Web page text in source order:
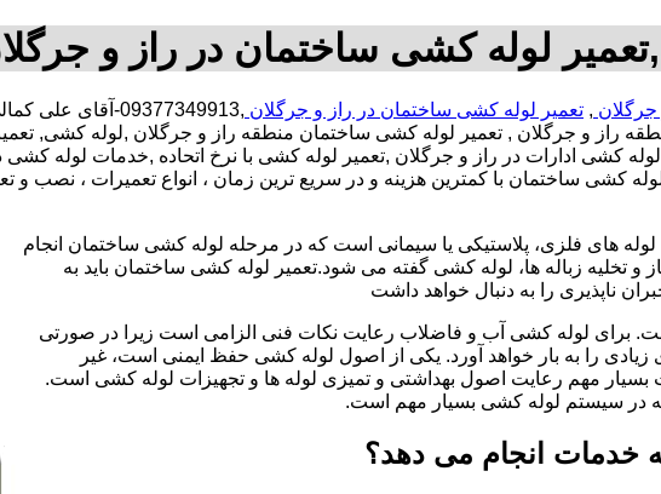
لوله کشی ساختمان در راز و
, تعمیر لوله کشی ساختمان در راز و جرگلان
,09377349913-
راز و جرگلان , تعمیر لوله کشی ساختمان منطقه راز و جرگلان ,لوله کشی,
کشی ادارات در راز و جرگلان ,تعمیر لوله کشی با نرخ اتحاده ,خدمات لوله کشی
کشی ساختمان با کمترین هزینه و در سریع ترین زمان ، انواع تعمیرات ، نصب و
های فلزی، پلاستیکی یا سیمانی است که در مرحله لوله کشی ساختمان انجام
تخلیه زباله ها، لوله کشی گفته می شود.تعمیر لوله کشی ساختمان باید به
ناپذیری را به دنبال خواهد داشت
لوله کشی آب و فاضلاب رعایت نکات فنی الزامی است زیرا در صورتی
را به بار خواهد آورد. یکی از اصول لوله کشی حفظ ایمنی است، غیر
بسیار مهم رعایت اصول بهداشتی و تمیزی لوله ها و تجهیزات لوله کشی است.
در سیستم لوله کشی بسیار مهم است.
خدمات انجام می دهد؟